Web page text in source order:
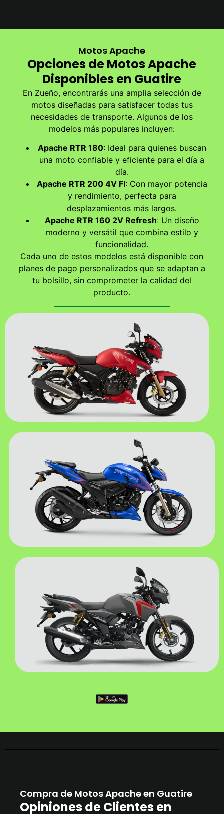
Motos Apache
Opciones de Motos Apache
Disponibles en Guatire
En Zueño, encontrarás una amplia selección de
motos diseñadas para satisfacer todas tus
necesidades de transporte. Algunos de los
modelos más populares incluyen:
Apache RTR 180: Ideal para quienes buscan
una moto confiable y eficiente para el día a
día.
Apache RTR 200 4V FI: Con mayor potencia
y rendimiento, perfecta para
desplazamientos más largos.
Apache RTR 160 2V Refresh: Un diseño
moderno y versátil que combina estilo y
funcionalidad.
Cada uno de estos modelos está disponible con
planes de pago personalizados que se adaptan a
tu bolsillo, sin comprometer la calidad del
producto.
Compra de Motos Apache en Guatire
Opiniones de Clientes en